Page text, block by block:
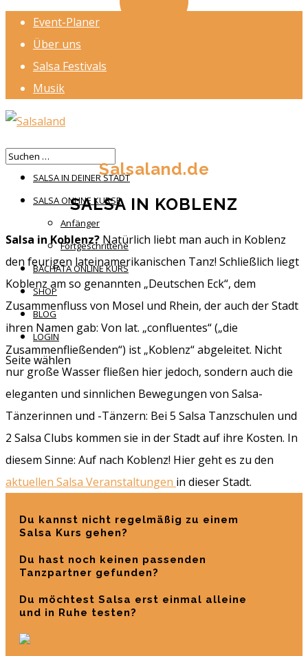
Event-Planer
Über uns
Salsa Festivals
Musik
HOME
SALSA IN DEINER STADT
SALSA ONLINE KURSE
Anfänger
Fortgeschrittene
BACHATA ONLINE KURS
SHOP
BLOG
LOGIN
Seite wählen
Salsaland.de
SALSA IN KOBLENZ
Salsa in Koblenz? Natürlich liebt man auch in Koblenz
den feurigen lateinamerikanischen Tanz! Schließlich liegt
Koblenz am so genannten „Deutschen Eck“, dem
Zusammenfluss von Mosel und Rhein, der auch der Stadt
ihren Namen gab: Von lat. „confluentes“ („die
Zusammenfließenden“) ist „Koblenz“ abgeleitet. Nicht
nur große Wasser fließen hier jedoch, sondern auch die
eleganten und sinnlichen Bewegungen von Salsa-
Tänzerinnen und -Tänzern: Bei 5 Salsa Tanzschulen und
2 Salsa Clubs kommen sie in der Stadt auf ihre Kosten. In
diesem Sinne: Auf nach Koblenz! Hier geht es zu den
aktuellen Salsa Veranstaltungen in dieser Stadt.
Du kannst nicht regelmäßig zu einem
Salsa Kurs gehen?
Du hast noch keinen passenden
Tanzpartner gefunden?
Du möchtest Salsa erst einmal alleine
und in Ruhe testen?